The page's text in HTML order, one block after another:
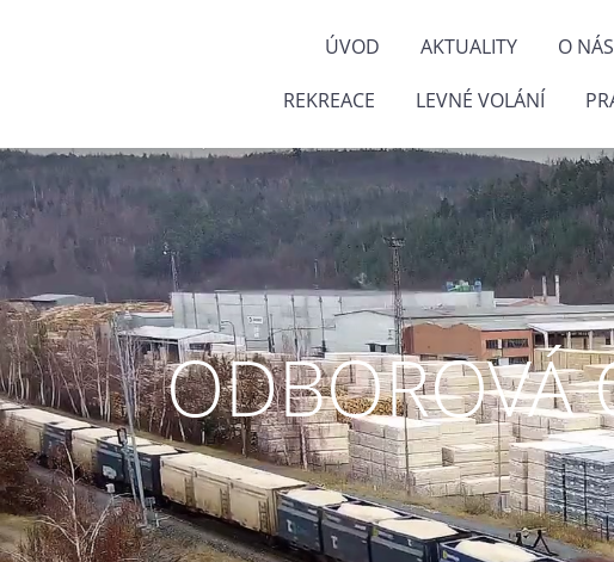
ÚVOD AKTUALITY O NÁS
REKREACE LEVNÉ VOLÁNÍ
ODBOROVÁ